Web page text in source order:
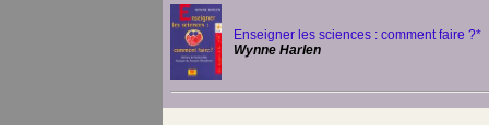
Enseigner les sciences : comment faire ?*
Wynne Harlen